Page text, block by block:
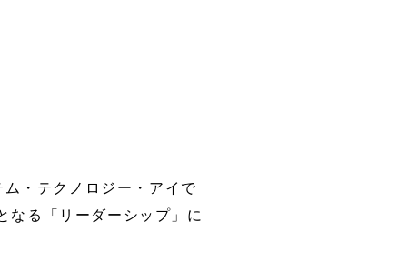
・テクノロジー・アイで
なる「リーダーシップ」に